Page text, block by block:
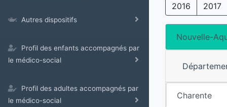
Autres dispositifs
Profil des enfants accompagnés par
le médico-social
Profil des adultes accompagnés par
le médico-social
2016 2017
Nouvelle-
Charente